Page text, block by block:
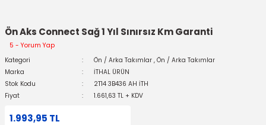
Ön Aks Connect Sağ 1 Yıl Sınırsız Km Garanti
5 - Yorum Yap
Kategori
Ön / Arka Takımlar , Ön / Arka Takımlar
Marka
İTHAL ÜRÜN
Stok Kodu
2T14 3B436 AH İTH
Fiyat
1.661,63 TL + KDV
1.993,95 TL